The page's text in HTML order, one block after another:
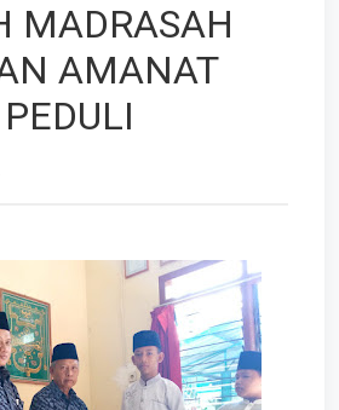
MADRASAH
AMANAT